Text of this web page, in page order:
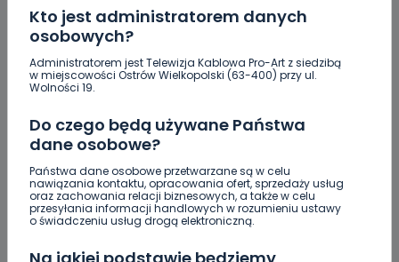
Kto jest administratorem danych
osobowych?
Administratorem jest Telewizja Kablowa Pro-Art z siedzibą
w miejscowości Ostrów Wielkopolski (63-400) przy ul.
Wolności 19.
Do czego będą używane Państwa
dane osobowe?
Państwa dane osobowe przetwarzane są w celu
nawiązania kontaktu, opracowania ofert, sprzedaży usług
oraz zachowania relacji biznesowych, a także w celu
przesyłania informacji handlowych w rozumieniu ustawy
o świadczeniu usług drogą elektroniczną.
motocyklem
Uważaj na oszustwo! Przychodzą maile z
fałszywego e-Urzędu Skarbowego
Jak wybrać prostownicę do włosów puszących się i
Jakość wody wróciła (prawie) do normy. Jest
Zatrzymany w Sośniach. Za połamane tablice
Nowe ustalenia w sprawie OZC. Kto spełnił warunki
przetargu, a kto próbował wrócić do gry?